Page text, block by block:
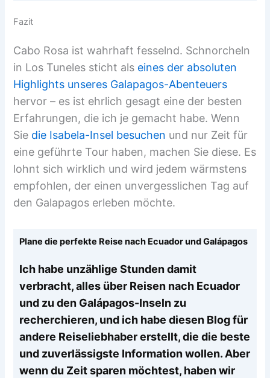
Fazit
Cabo Rosa ist wahrhaft fesselnd. Schnorcheln
in Los Tuneles sticht als eines der absoluten
Highlights unseres Galapagos-Abenteuers
hervor – es ist ehrlich gesagt eine der besten
Erfahrungen, die ich je gemacht habe. Wenn
Sie die Isabela-Insel besuchen und nur Zeit für
eine geführte Tour haben, machen Sie diese. Es
lohnt sich wirklich und wird jedem wärmstens
empfohlen, der einen unvergesslichen Tag auf
den Galapagos erleben möchte.
Plane die perfekte Reise nach Ecuador und Galápagos
Ich habe unzählige Stunden damit
verbracht, alles über Reisen nach Ecuador
und zu den Galápagos-Inseln zu
recherchieren, und ich habe diesen Blog für
andere Reiseliebhaber erstellt, die die beste
und zuverlässigste Information wollen. Aber
wenn du Zeit sparen möchtest, haben wir